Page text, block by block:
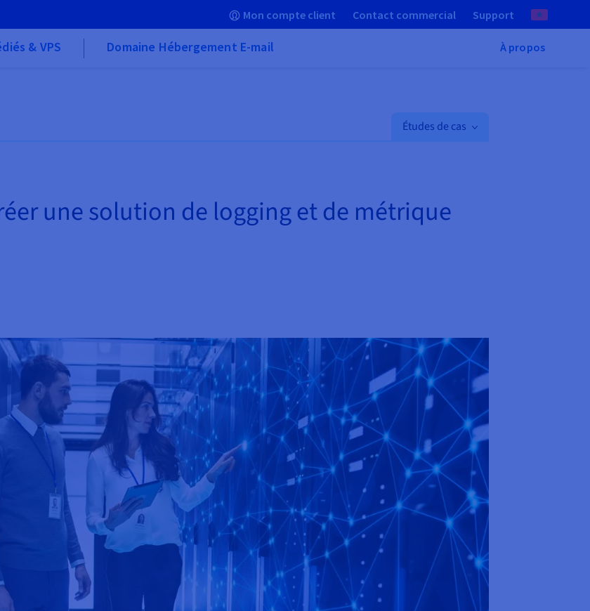
Mon compte client Contact commercial Support
& VPS Domaine Hébergement E-mail À propos
Études de cas
une solution de logging et de métrique